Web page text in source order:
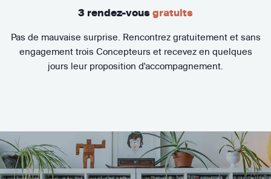
3 rendez-vous gratuits
Pas de mauvaise surprise. Rencontrez gratuitement et sans
engagement trois Concepteurs et recevez en quelques
jours leur proposition d'accompagnement.